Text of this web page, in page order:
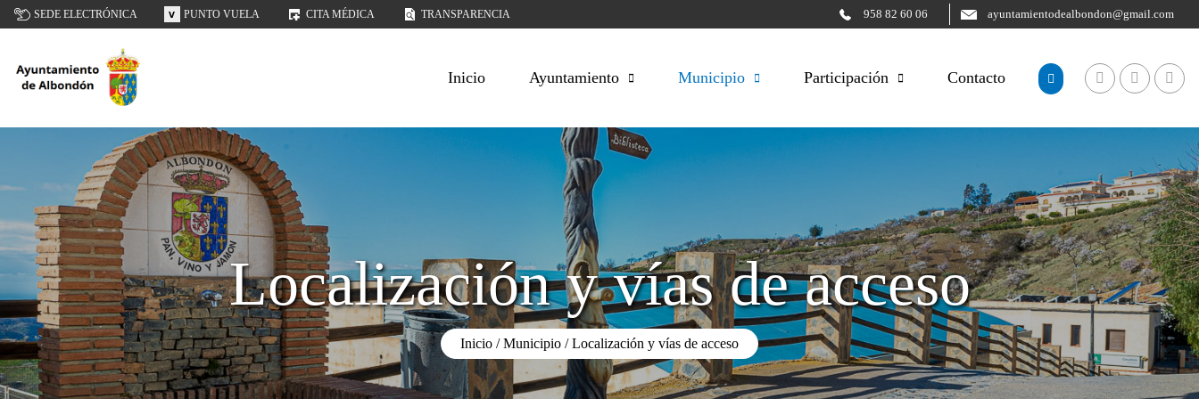
SEDE ELECTRÓNICA PUNTO VUELA CITA MÉDICA TRANSPARENCIA 958 82 60 06 ayuntamientodealbondon@gmail.com
Inicio Ayuntamiento Municipio Participación Contacto
Localización y vías de acceso
Inicio Municipio Localización y vías de acceso